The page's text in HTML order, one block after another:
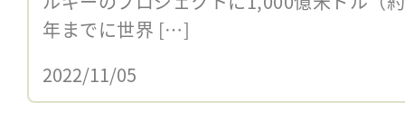
年までに世界 […]
2022/11/05